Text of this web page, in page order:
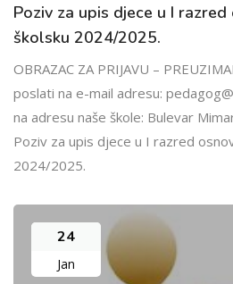
Poziv za upis djece u I
školsku 2024/2025.
OBRAZAC ZA PRIJAVU –
poslati na e-mail adresu:
na adresu naše škole: Bulevar
Poziv za upis djece u I razred
2024/2025.
24
Jan